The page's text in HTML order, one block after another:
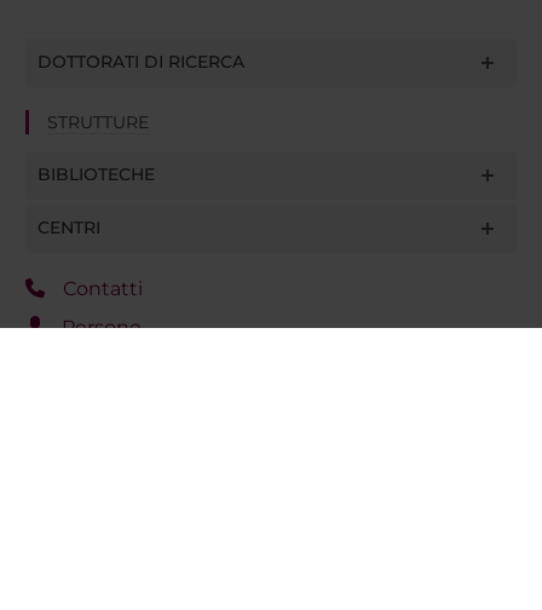
DOTTORATI DI RICERCA
STRUTTURE
BIBLIOTECHE
CENTRI
Contatti
Persone